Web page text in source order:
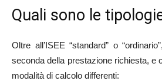
Quali sono le
Oltre all’ISEE “standard” o
seconda della prestazione richiesta, e
modalità di calcolo differenti: